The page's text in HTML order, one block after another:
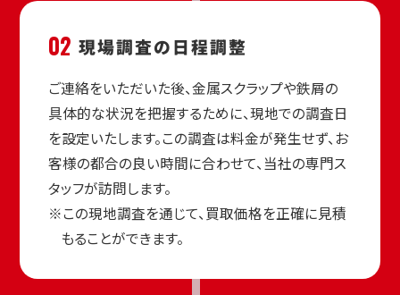
02 現場調査の日程調整
ご連絡をいただいた後、金属スクラップや鉄屑の
具体的な状況を把握するために、現地での調査日
を設定いたします。この調査は料金が発生せず、お
客様の都合の良い時間に合わせて、当社の専門ス
タッフが訪問します。
※この現地調査を通じて、買取価格を正確に見積
もることができます。